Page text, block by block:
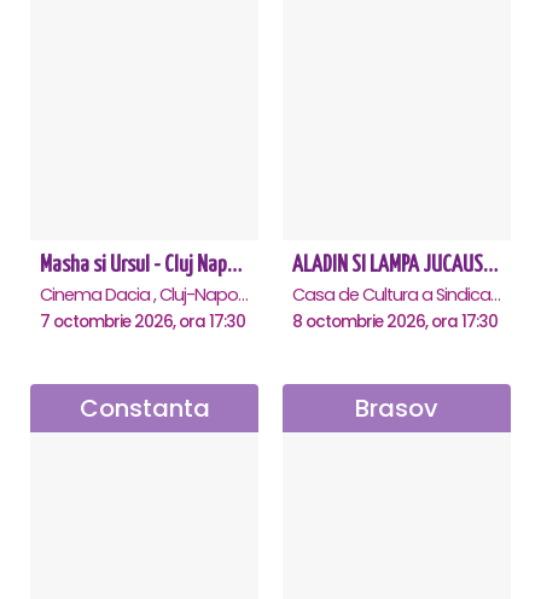
Masha si Ursul - Cluj Napoca
Cinema Dacia , Cluj-Napoca
7 octombrie 2026, ora 17:30
ALADIN SI LAMPA JUCAUSA - Constanta - ANULAT
Casa de Cultura a Sindicatelor - Sala Mare, Constanta
8 octombrie 2026, ora 17:30
Constanta Brasov